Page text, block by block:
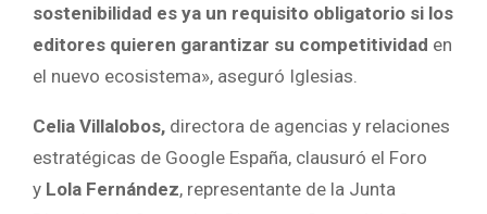
sostenibilidad es ya un requisito obligatorio si los
editores quieren garantizar su competitividad en
el nuevo ecosistema», aseguró Iglesias.
Celia Villalobos, directora de agencias y relaciones
estratégicas de Google España, clausuró el Foro
y Lola Fernández, representante de la Junta